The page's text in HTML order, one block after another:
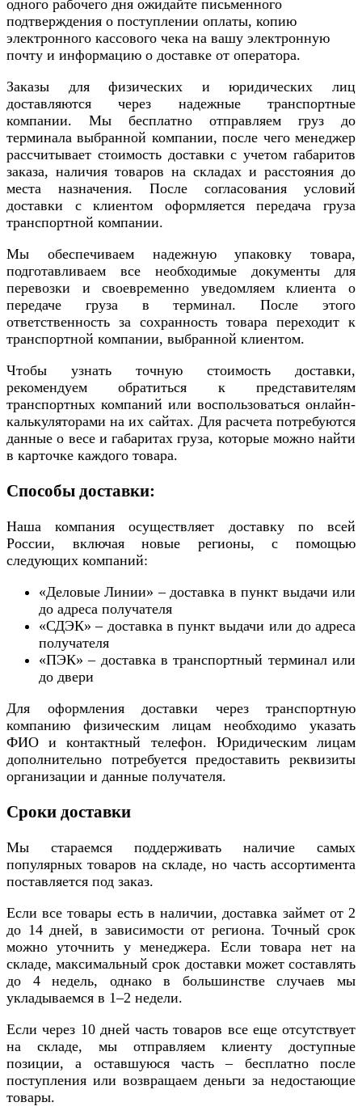
одного рабочего дня ожидайте письменного
подтверждения о поступлении оплаты, копию
электронного кассового чека на вашу электронную
почту и информацию о доставке от оператора.
Заказы для физических и юридических лиц
доставляются через надежные транспортные
компании. Мы бесплатно отправляем груз до
терминала выбранной компании, после чего менеджер
рассчитывает стоимость доставки с учетом габаритов
заказа, наличия товаров на складах и расстояния до
места назначения. После согласования условий
доставки с клиентом оформляется передача груза
транспортной компании.
Мы обеспечиваем надежную упаковку товара,
подготавливаем все необходимые документы для
перевозки и своевременно уведомляем клиента о
передаче груза в терминал. После этого
ответственность за сохранность товара переходит к
транспортной компании, выбранной клиентом.
Чтобы узнать точную стоимость доставки,
рекомендуем обратиться к представителям
транспортных компаний или воспользоваться онлайн-
калькуляторами на их сайтах. Для расчета потребуются
данные о весе и габаритах груза, которые можно найти
в карточке каждого товара.
Способы доставки:
Наша компания осуществляет доставку по всей
России, включая новые регионы, с помощью
следующих компаний:
«Деловые Линии» – доставка в пункт выдачи или
до адреса получателя
«СДЭК» – доставка в пункт выдачи или до адреса
получателя
«ПЭК» – доставка в транспортный терминал или
до двери
Для оформления доставки через транспортную
компанию физическим лицам необходимо указать
ФИО и контактный телефон. Юридическим лицам
дополнительно потребуется предоставить реквизиты
организации и данные получателя.
Сроки доставки
Мы стараемся поддерживать наличие самых
популярных товаров на складе, но часть ассортимента
поставляется под заказ.
Если все товары есть в наличии, доставка займет от 2
до 14 дней, в зависимости от региона. Точный срок
можно уточнить у менеджера. Если товара нет на
складе, максимальный срок доставки может составлять
до 4 недель, однако в большинстве случаев мы
укладываемся в 1–2 недели.
Если через 10 дней часть товаров все еще отсутствует
на складе, мы отправляем клиенту доступные
позиции, а оставшуюся часть – бесплатно после
поступления или возвращаем деньги за недостающие
товары.